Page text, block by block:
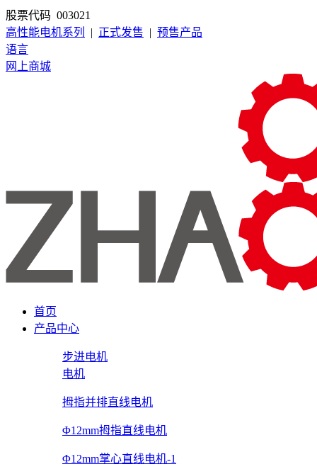
股票代码 003021
高性能电机系列
| 正式发售 | 预售产品
语言
网上商城
首页
产品中心
步进电机
电机
拇指并排直线电机
Φ12mm拇指直线电机
Φ12mm掌心直线电机-1